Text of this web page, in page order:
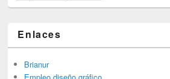
Enlaces
Brianur